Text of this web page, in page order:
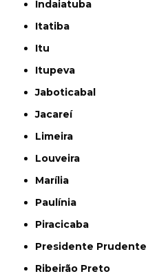
Indaiatuba
Itatiba
Itu
Itupeva
Jaboticabal
Jacareí
Limeira
Louveira
Marília
Paulínia
Piracicaba
Presidente Prudente
Ribeirão Preto